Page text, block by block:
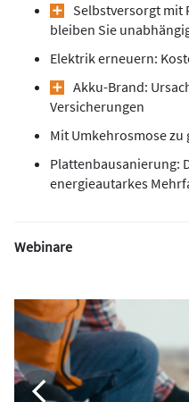
Selbstversorgt mit
bleiben Sie
Elektrik erneuern:
Akku-Brand:
Versicherungen
Mit Umkehrosmose
Plattenbausanierung:
energieautarkes
Webinare